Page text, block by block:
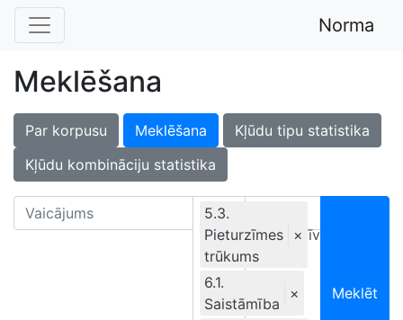
Norma
Meklēšana
Par korpusu Meklēšana
Kļūdu tipu statistika
Kļūdu kombināciju statistika
5.3.
Pieturzīmes
trūkums
×
6.1.
Saistāmība
×
Ekskluzīvi
Meklēt